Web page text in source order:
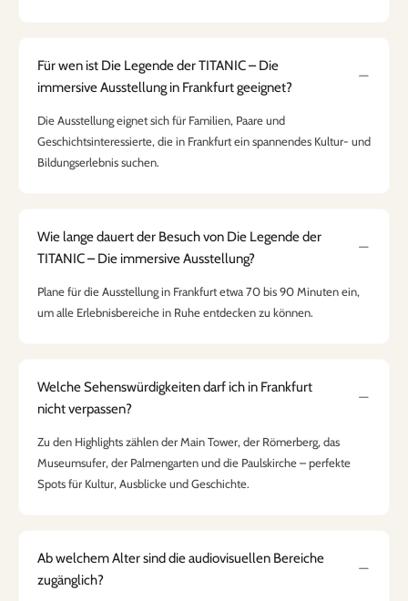
Für wen ist Die Legende der TITANIC – Die
immersive Ausstellung in Frankfurt geeignet?
Die Ausstellung eignet sich für Familien, Paare und
Geschichtsinteressierte, die in Frankfurt ein spannendes Kultur- und
Bildungserlebnis suchen.
Wie lange dauert der Besuch von Die Legende der
TITANIC – Die immersive Ausstellung?
Plane für die Ausstellung in Frankfurt etwa 70 bis 90 Minuten ein,
um alle Erlebnisbereiche in Ruhe entdecken zu können.
Welche Sehenswürdigkeiten darf ich in Frankfurt
nicht verpassen?
Zu den Highlights zählen der Main Tower, der Römerberg, das
Museumsufer, der Palmengarten und die Paulskirche – perfekte
Spots für Kultur, Ausblicke und Geschichte.
Ab welchem Alter sind die audiovisuellen Bereiche
zugänglich?